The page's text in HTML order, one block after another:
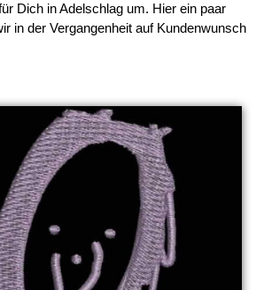
Dich in Adelschlag um. Hier ein paar
in der Vergangenheit auf Kundenwunsch